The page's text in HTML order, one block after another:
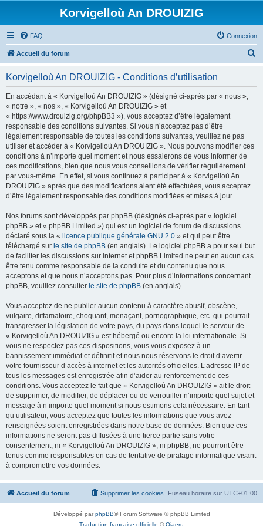
Korvigelloù An DROUIZIG
FAQ Connexion
Accueil du forum
Korvigelloù An DROUIZIG - Conditions d’utilisation
En accédant à « Korvigelloù An DROUIZIG » (désigné ci-après par « nous »,
« notre », « nos », « Korvigelloù An DROUIZIG » et
« https://www.drouizig.org/phpBB3 »), vous acceptez d’être légalement
responsable des conditions suivantes. Si vous n’acceptez pas d’être
légalement responsable de toutes les conditions suivantes, veuillez ne pas
utiliser et accéder à « Korvigelloù An DROUIZIG ». Nous pouvons modifier ces
conditions à n’importe quel moment et nous essaierons de vous informer de
ces modifications, bien que nous vous conseillons de vérifier régulièrement
par vous-même. En effet, si vous continuez à participer à « Korvigelloù An
DROUIZIG » après que des modifications aient été effectuées, vous acceptez
d’être légalement responsable des conditions modifiées et mises à jour.
Nos forums sont développés par phpBB (désignés ci-après par « logiciel
phpBB » et « phpBB Limited ») qui est un logiciel de forum de discussions
déclaré sous la « licence publique générale GNU 2.0 » et qui peut être
téléchargé sur le site de phpBB (en anglais). Le logiciel phpBB a pour seul but
de faciliter les discussions sur internet et phpBB Limited ne peut en aucun cas
être tenu comme responsable de la conduite et du contenu que nous
acceptons et que nous n’acceptons pas. Pour plus d’informations concernant
phpBB, veuillez consulter le site de phpBB (en anglais).
Vous acceptez de ne publier aucun contenu à caractère abusif, obscène,
vulgaire, diffamatoire, choquant, menaçant, pornographique, etc. qui pourrait
transgresser la législation de votre pays, du pays dans lequel le serveur de
« Korvigelloù An DROUIZIG » est hébergé ou encore la loi internationale. Si
vous ne respectez pas ces dispositions, vous vous exposez à un
bannissement immédiat et définitif et nous nous réservons le droit d’avertir
votre fournisseur d’accès à internet et les autorités officielles. L’adresse IP de
tous les messages est enregistrée afin d’aider au renforcement de ces
conditions. Vous acceptez le fait que « Korvigelloù An DROUIZIG » ait le droit
de supprimer, de modifier, de déplacer ou de verrouiller n’importe quel sujet et
message à n’importe quel moment si nous estimons cela nécessaire. En tant
qu’utilisateur, vous acceptez que toutes les informations que vous avez
renseignées soient enregistrées dans notre base de données. Bien que ces
informations ne seront pas diffusées à une tierce partie sans votre
consentement, ni « Korvigelloù An DROUIZIG », ni phpBB, ne pourront être
tenus comme responsables en cas de tentative de piratage informatique visant
à compromettre vos données.
Accueil du forum Fuseau horaire sur UTC+01:00
Supprimer les cookies
Développé parphpBB® Forum Software © phpBB Limited
Traduction française officielle ©Qiaeru